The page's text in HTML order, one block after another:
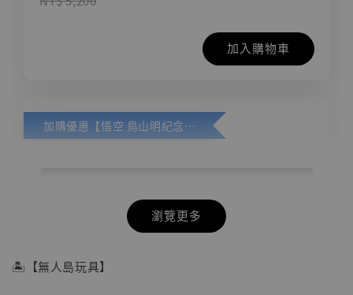
加入購物車
加購優惠【悟空 鳥山明紀念款 [奇蹟工作室]】
瀏覽更多
🏝【無人島玩具】